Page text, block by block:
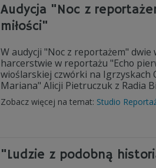
Audycja "Noc z
miłości"
W audycji "Noc z reportażem"
harcerstwie w reportażu "Echo
wioślarskiej czwórki na
Mariana" Alicji Pietruczuk z Radia
Zobacz więcej na temat: Studio
"Ludzie z podobną